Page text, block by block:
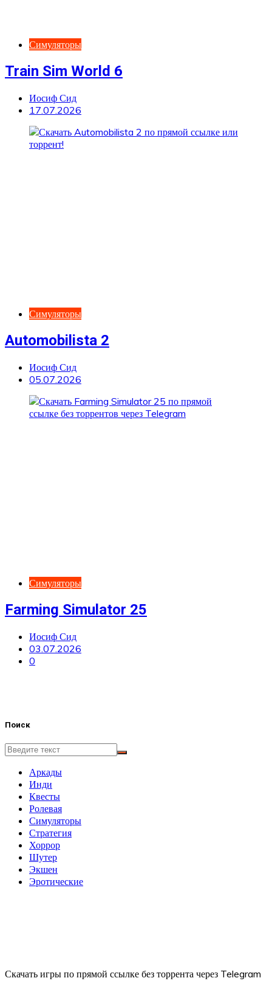
Симуляторы
Train Sim World 6
Иосиф Сид
17.07.2026
Симуляторы
Automobilista 2
Иосиф Сид
05.07.2026
Симуляторы
Farming Simulator 25
Иосиф Сид
03.07.2026
0
Поиск
Аркады
Инди
Квесты
Ролевая
Симуляторы
Стратегия
Хоррор
Шутер
Экшен
Эротические
Скачать игры по прямой ссылке без торрента через Telegram